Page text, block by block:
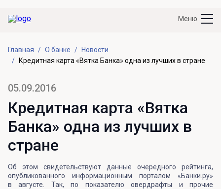
Меню
Главная О банке
Новости
Кредитная карта «Вятка Банка» одна из лучших в стране
05.09.2016
Кредитная карта «Вятка
Банка» одна из лучших в
стране
Об этом свидетельствуют данные очередного рейтинга,
опубликованного информационным порталом «Банки.ру»
в августе. Так, по показателю овердрафты и прочие